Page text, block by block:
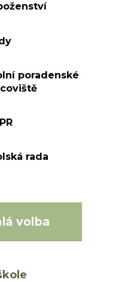
poradenské
rada
volba